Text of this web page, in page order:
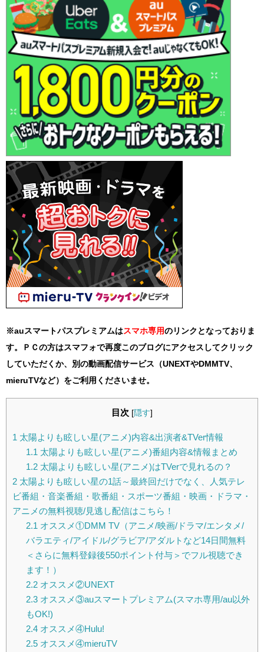
※auスマートパスプレミアムはスマホ専用のリンクとなっておりま
す。ＰＣの方はスマフォで再度このブログにアクセスしてクリック
していただくか、別の動画配信サービス（UNEXTやDMMTV、
mieruTVなど）をご利用くださいませ。
目次 [隠す]
1 太陽よりも眩しい星(アニメ)内容&出演者&TVer情報
1.1 太陽よりも眩しい星(アニメ)番組内容&情報まとめ
1.2太陽よりも眩しい星(アニメ)はTVerで見れるの？
2 太陽よりも眩しい星の1話～最終回だけでなく、人気テレ
ビ番組・音楽番組・歌番組・スポーツ番組・映画・ドラマ・
アニメの無料視聴/見逃し配信はこちら！
2.1 オススメ①DMM TV（アニメ/映画/ドラマ/エンタメ/
バラエティ/アイドル/グラビア/アダルトなど14日間無料
＜さらに無料登録後550ポイント付与＞でフル視聴でき
ます！）
2.2オススメ②UNEXT
2.3オススメ③auスマートプレミアム(スマホ専用/au以外
もOK!)
2.4オススメ④Hulu!
2.5オススメ④mieruTV